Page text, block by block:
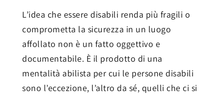
L’idea che essere disabili renda più fragili o
comprometta la sicurezza in un luogo
affollato non è un fatto oggettivo e
documentabile. È il prodotto di una
mentalità abilista per cui le persone disabili
sono l’eccezione, l’altro da sé, quelli che ci si